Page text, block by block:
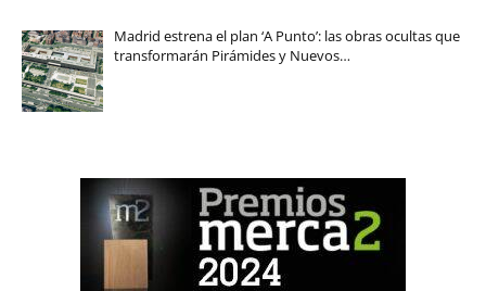
Madrid estrena el plan ‘A Punto’: las obras ocultas que
transformarán Pirámides y Nuevos…